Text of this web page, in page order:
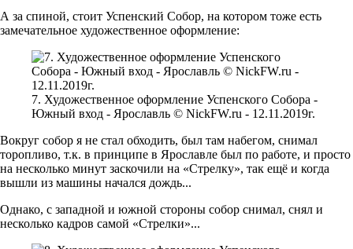
А за спиной, стоит Успенский Собор, на котором тоже есть
замечательное художественное оформление:
7. Художественное оформление Успенского Собора -
Южный вход - Ярославль © NickFW.ru - 12.11.2019г.
Вокруг собор я не стал обходить, был там набегом, снимал
торопливо, т.к. в принципе в Ярославле был по работе, и просто
на несколько минут заскочили на «Стрелку», так ещё и когда
вышли из машины начался дождь...
Однако, с западной и южной стороны собор снимал, снял и
несколько кадров самой «Стрелки»...